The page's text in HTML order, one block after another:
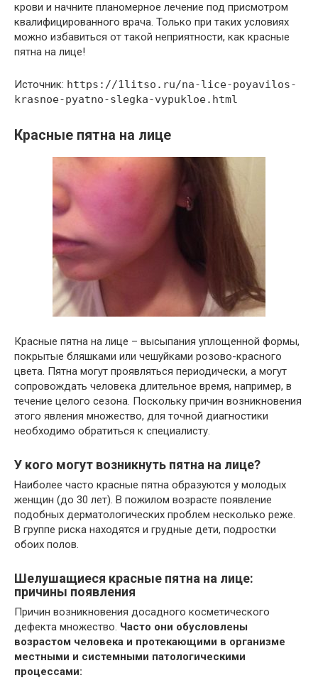
крови и начните планомерное лечение под присмотром
квалифицированного врача. Только при таких условиях
можно избавиться от такой неприятности, как красные
пятна на лице!
Источник: https://1litso.ru/na-lice-poyavilos-
krasnoe-pyatno-slegka-vypukloe.html
Красные пятна на лице
Красные пятна на лице – высыпания уплощенной формы,
покрытые бляшками или чешуйками розово-красного
цвета. Пятна могут проявляться периодически, а могут
сопровождать человека длительное время, например, в
течение целого сезона. Поскольку причин возникновения
этого явления множество, для точной диагностики
необходимо обратиться к специалисту.
У кого могут возникнуть пятна на лице?
Наиболее часто красные пятна образуются у молодых
женщин (до 30 лет). В пожилом возрасте появление
подобных дерматологических проблем несколько реже.
В группе риска находятся и грудные дети, подростки
обоих полов.
Шелушащиеся красные пятна на лице:
причины появления
Причин возникновения досадного косметического
дефекта множество. Часто они обусловлены
возрастом человека и протекающими в организме
местными и системными патологическими
процессами: